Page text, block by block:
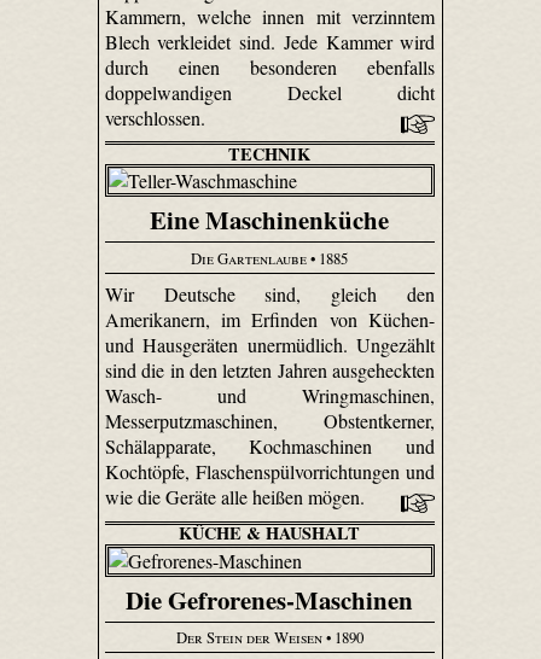
Kammern, welche innen mit verzinntem
Blech verkleidet sind. Jede Kammer wird
durch einen besonderen ebenfalls
doppelwandigen Deckel dicht
verschlossen.
TECHNIK
Eine Maschinenküche
Die Gartenlaube• 1885
Wir Deutsche sind, gleich den
Amerikanern, im Erfinden von Küchen-
und Hausgeräten unermüdlich. Ungezählt
sind die in den letzten Jahren ausgeheckten
Wasch- und Wringmaschinen,
Messerputzmaschinen, Obstentkerner,
Schälapparate, Kochmaschinen und
Kochtöpfe, Flaschenspülvorrichtungen und
wie die Geräte alle heißen mögen.
KÜCHE & HAUSHALT
Die Gefrorenes-Maschinen
Der Stein der Weisen• 1890